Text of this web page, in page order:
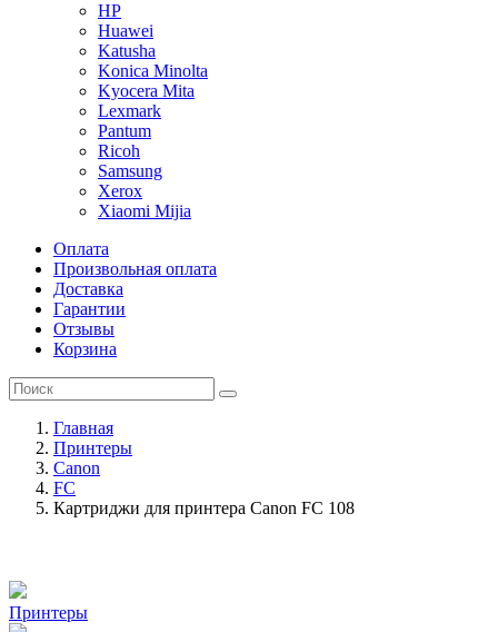
HP
Huawei
Katusha
Konica Minolta
Kyocera Mita
Lexmark
Pantum
Ricoh
Samsung
Xerox
Xiaomi Mijia
Оплата
Произвольная оплата
Доставка
Гарантии
Отзывы
Корзина
Главная
Принтеры
Canon
FC
Картриджи для принтера Canon FC 108
Принтеры